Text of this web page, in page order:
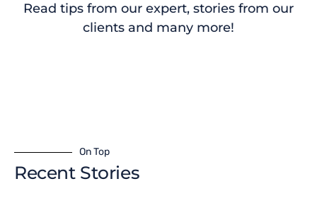
Read tips from our expert, stories from our
clients and many more!
On Top
Recent Stories